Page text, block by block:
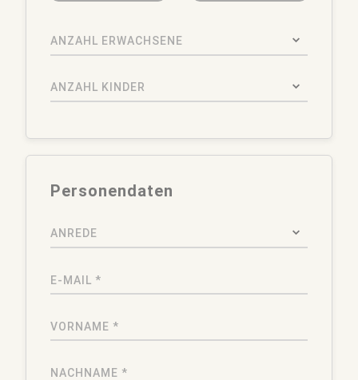
ANZAHL ERWACHSENE
ANZAHL KINDER
Personendaten
ANREDE
E-MAIL *
VORNAME *
NACHNAME *